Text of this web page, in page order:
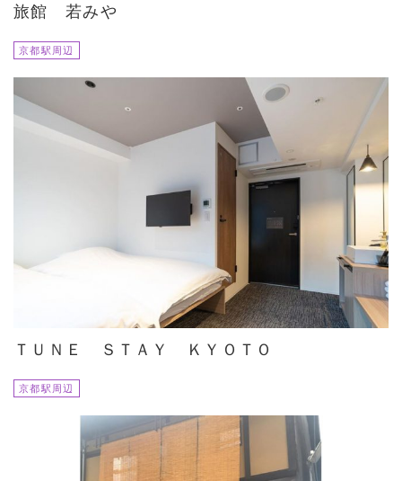
旅館 若みや
京都駅周辺
ＴＵＮＥ ＳＴＡＹ ＫＹＯＴＯ
京都駅周辺